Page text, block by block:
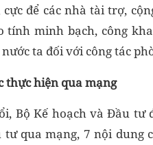
để các nhà tài trợ,
tính minh bạch, công
ta đối với công tác
thực hiện qua mạng
Bộ Kế hoạch và Đầu tư
qua mạng, 7 nội dung